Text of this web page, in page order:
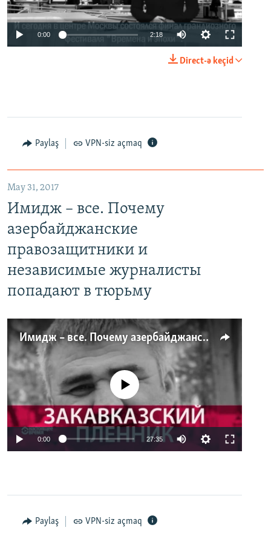
0:00 2:18
Direct-ə keçid
Paylaş VPN-siz açmaq
May 31, 2017
Имидж – все. Почему
азербайджанские
правозащитники и
независимые журналисты
попадают в тюрьму
Имидж – все. Почему азербайджанские правозащитники и независимые журналисты попадают в тюрьму
No media source currently available
0:00 27:35
Paylaş VPN-siz açmaq